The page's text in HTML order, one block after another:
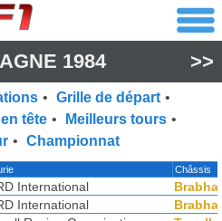
1984 >>
• Grille de départ •
tête • Meilleurs tours •
• Championnat
Châssis
International
International